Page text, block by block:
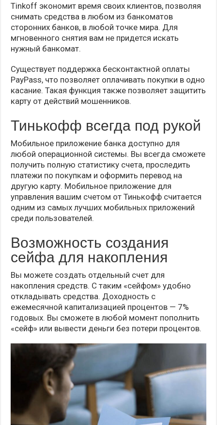
Tinkoff экономит время своих клиентов, позволяя
снимать средства в любом из банкоматов
сторонних банков, в любой точке мира. Для
мгновенного снятия вам не придется искать
нужный банкомат.
Существует поддержка бесконтактной оплаты
PayPass, что позволяет оплачивать покупки в одно
касание. Такая функция также позволяет защитить
карту от действий мошенников.
Тинькофф всегда под рукой
Мобильное приложение банка доступно для
любой операционной системы. Вы всегда сможете
получить полную статистику счета, проследить
платежи по покупкам и оформить перевод на
другую карту. Мобильное приложение для
управления вашим счетом от Тинькофф считается
одним из самых лучших мобильных приложений
среди пользователей.
Возможность создания
сейфа для накопления
Вы можете создать отдельный счет для
накопления средств. С таким «сейфом» удобно
откладывать средства. Доходность с
ежемесячной капитализацией процентов — 7%
годовых. Вы сможете в любой момент пополнить
«сейф» или вывести деньги без потери процентов.